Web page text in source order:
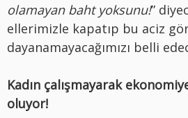
olamayan baht yoksunu!”
ellerimizle kapatıp bu aciz
dayanamayacağımızı belli
Kadın çalışmayarak
oluyor!